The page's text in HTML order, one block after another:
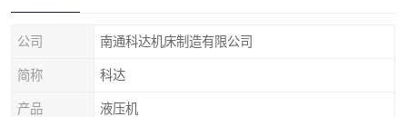
公司 南通科达机床制造有限公司
简称 科达
产品 液压机